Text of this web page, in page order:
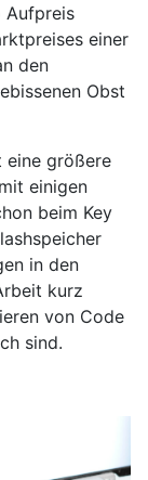
Aufpreis
einer
den
Obst
eine größere
einigen
beim Key
in den
kurz
von Code
sind.